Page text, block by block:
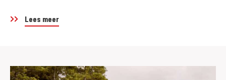
Lees meer